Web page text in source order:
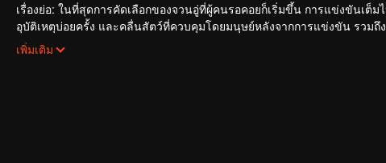
เรื่องย่อ: ในที่สุดการคัดเลือกของจวนอู่ที่ผู้คนรอคอยก็เริ่มขึ้น การแข่งขันเต็
อุบัติเหตุบ่อยครั้ง และคลื่นสัตว์ที่ควบคุมโดยมนุษย์หลังจากการแข่งขัน รวมถึ
ใหญ่โตและลึกลับ นั่นคือ สำนักเทียนเหยี่ยน มาดูกันว่าฉู่สิงอวิ๋นจะแหวกโค่น
เพิ่มเติม